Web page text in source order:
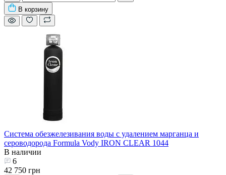
В корзину
Система обезжелезивания воды с удалением марганца и
сероводорода Formula Vody IRON CLEAR 1044
В наличии
6
42 750 грн